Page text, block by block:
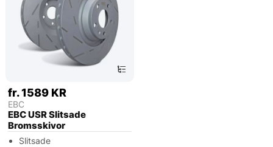
fr. 1589 KR
EBC
EBC USR Slitsade
Bromsskivor
Slitsade